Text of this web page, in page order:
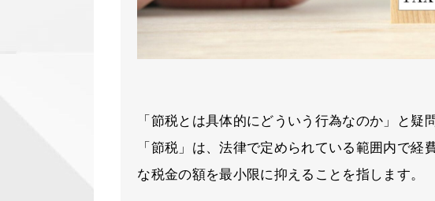
「節税とは具体的にどういう行為なのか」と疑
「節税」は、法律で定められている範囲内で経
な税金の額を最小限に抑えることを指します。